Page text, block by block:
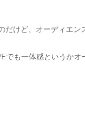
だけど、オーディエ
でも一体感というか